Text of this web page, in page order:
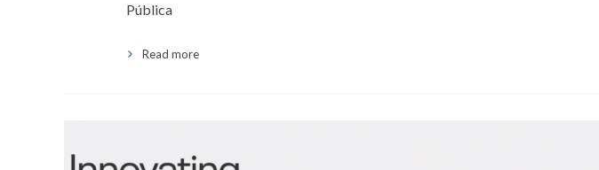
Pública
Read more